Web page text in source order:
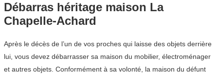
Débarras héritage maison La
Chapelle-Achard
Après le décès de l’un de vos proches qui laisse des objets derrière
lui, vous devez débarrasser sa maison du mobilier, électroménager
et autres objets. Conformément à sa volonté, la maison du défunt